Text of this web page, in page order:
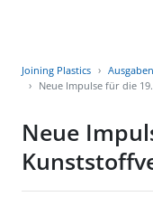
Joining Plastics Ausgaben
Neue Impulse für die
Neue